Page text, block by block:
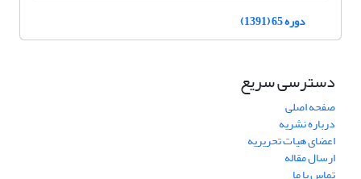
دوره 65 (1391)
دسترسی سریع
صفحه اصلی
درباره نشریه
اعضای هیات تحریریه
ارسال مقاله
تماس با ما